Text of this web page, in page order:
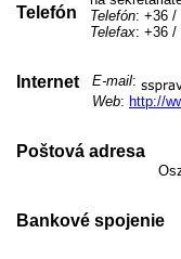
Telefón
Telefón: +36 /
Telefax: +36 /
Internet E-mail:
Web: http://
Poštová adresa
Bankové spojenie